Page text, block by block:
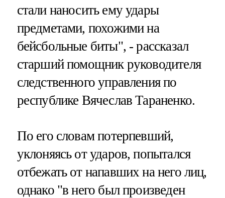
стали наносить ему удары
предметами, похожими на
бейсбольные биты", - рассказал
старший помощник руководителя
следственного управления по
республике Вячеслав Тараненко.
По его словам потерпевший,
уклоняясь от ударов, попытался
отбежать от напавших на него лиц,
однако "в него был произведен